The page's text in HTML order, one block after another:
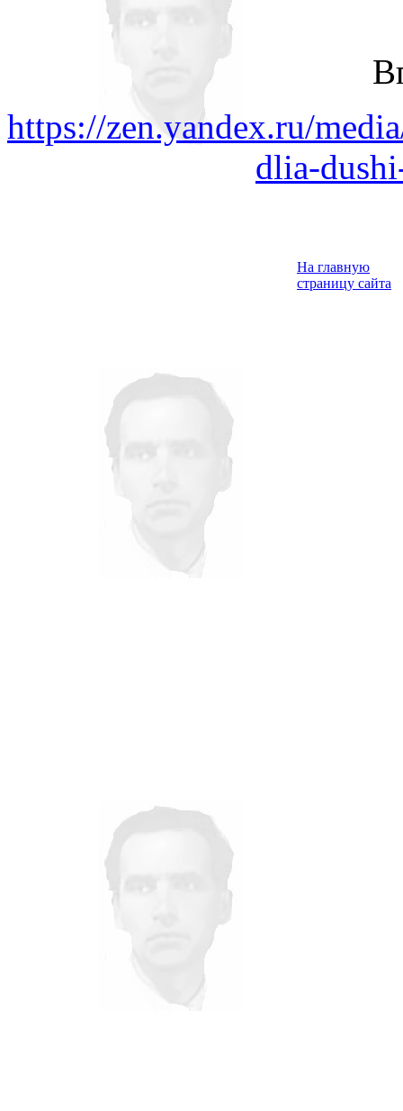
https://zen.yandex.ru/
dlia-
На главную
страницу сайта